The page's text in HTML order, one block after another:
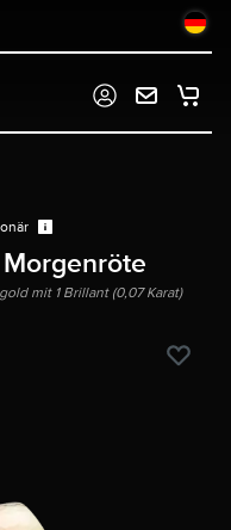
mit 1 Brillant (0,07 Karat)